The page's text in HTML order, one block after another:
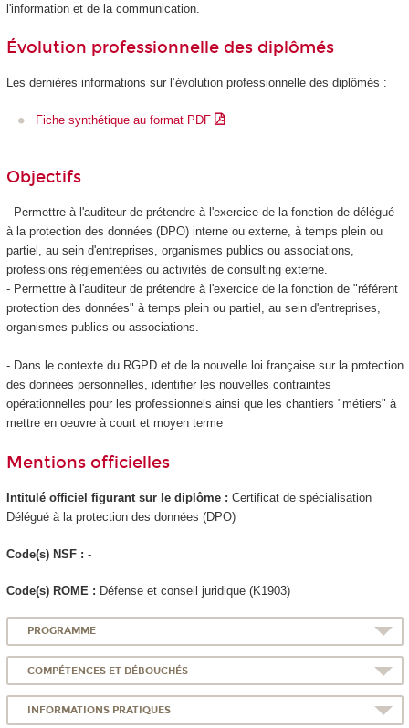
l'information et de la communication.
Évolution professionnelle des diplômés
Les dernières informations sur l’évolution professionnelle des diplômés :
Fiche synthétique au format PDF
Objectifs
- Permettre à l'auditeur de prétendre à l'exercice de la fonction de délégué
à la protection des données (DPO) interne ou externe, à temps plein ou
partiel, au sein d'entreprises, organismes publics ou associations,
professions réglementées ou activités de consulting externe.
- Permettre à l'auditeur de prétendre à l'exercice de la fonction de "référent
protection des données" à temps plein ou partiel, au sein d'entreprises,
organismes publics ou associations.
- Dans le contexte du RGPD et de la nouvelle loi française sur la protection
des données personnelles, identifier les nouvelles contraintes
opérationnelles pour les professionnels ainsi que les chantiers "métiers" à
mettre en oeuvre à court et moyen terme
Mentions officielles
Intitulé officiel figurant sur le diplôme : Certificat de spécialisation
Délégué à la protection des données (DPO)
Code(s) NSF : -
Code(s) ROME : Défense et conseil juridique (K1903)
PROGRAMME
COMPÉTENCES ET DÉBOUCHÉS
INFORMATIONS PRATIQUES